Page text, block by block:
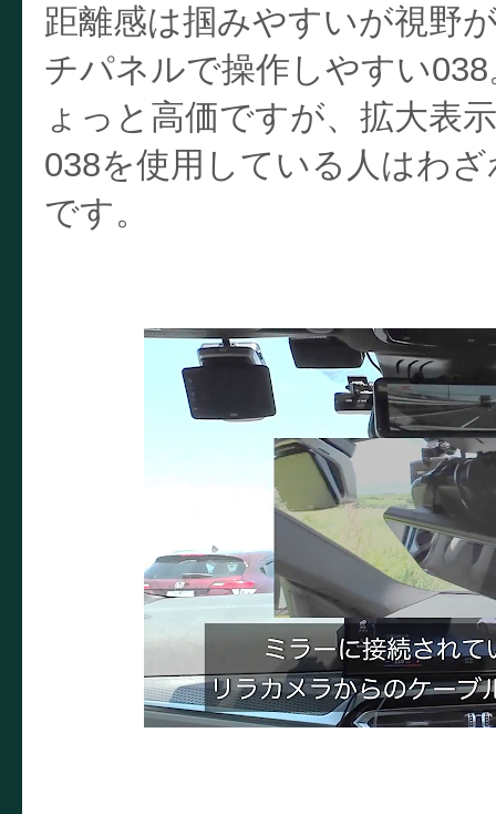
距離感は掴みやすいが視野
チパネルで操作しやすい
ょっと高価ですが、拡大表
038を使用している人はわ
です。